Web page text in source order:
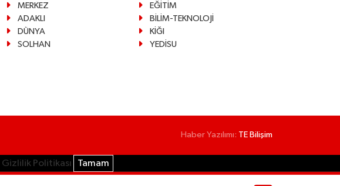
MERKEZ
EĞİTİM
ADAKLI
BİLİM-TEKNOLOJİ
DÜNYA
KİĞI
SOLHAN
YEDİSU
Haber Yazılımı: TE Bilişim
Gizlilik Politikası Tamam